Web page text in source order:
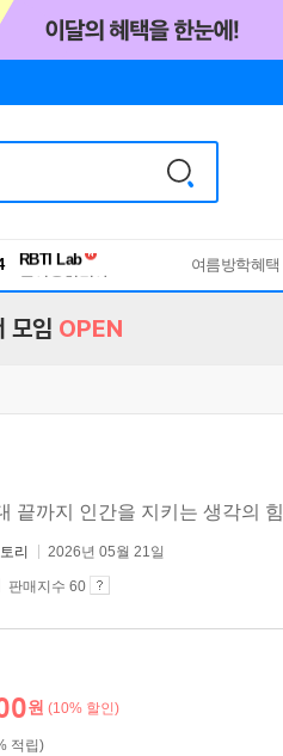
독서유형검사
여름방학혜택
모임 OPEN
끝까지 인간을 지키는 생각의 힘
리 2026년 05월 21일
판매지수 60
원 (10% 할인)
적립)